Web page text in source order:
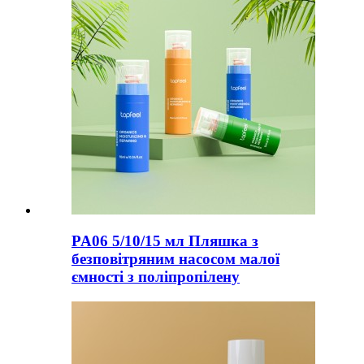
PA06 5/10/15 мл Пляшка з
безповітряним насосом малої
ємності з поліпропілену